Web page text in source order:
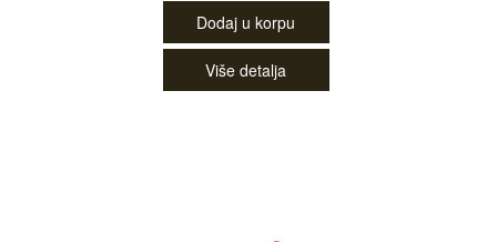
Dodaj u korpu
Više detalja